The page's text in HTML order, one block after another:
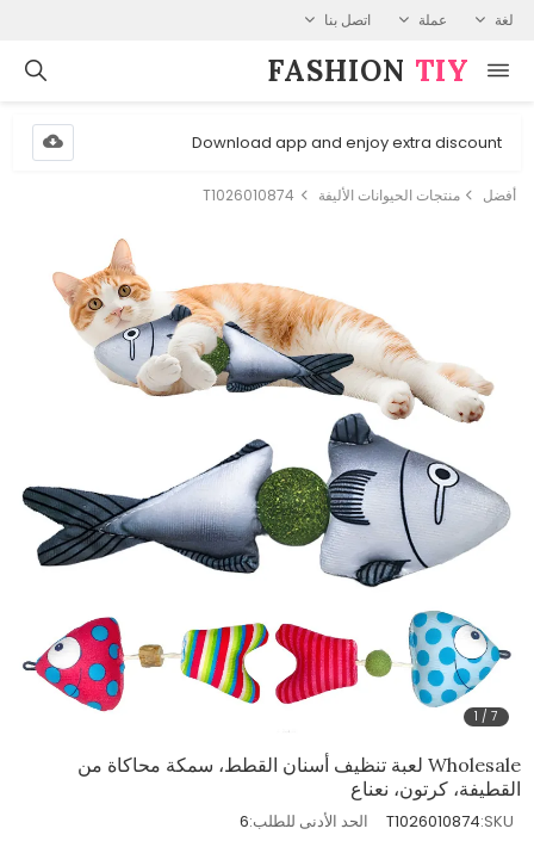
لغة عملة اتصل بنا
FASHION⁠ TIY
Download app and enjoy extra discount
أفضل منتجات الحيوانات الأليفة T1026010874
1 /7
Wholesale لعبة تنظيف أسنان القطط، سمكة محاكاة من
القطيفة، كرتون، نعناع
SKU:
T1026010874 الحد الأدنى للطلب:6